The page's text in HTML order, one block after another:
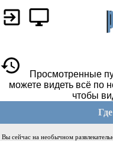
Просмотренные
можете видеть всё по
чтобы
Вы сейчас на необычном